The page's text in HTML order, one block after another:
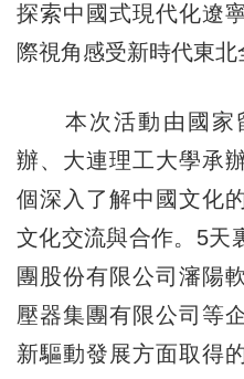
探索中國式現代化遼
際視角感受新時代東北
本次活動由國家
辦、大連理工大學承
個深入了解中國文化
文化交流與合作。5天
團股份有限公司瀋陽
壓器集團有限公司等
新驅動發展方面取得